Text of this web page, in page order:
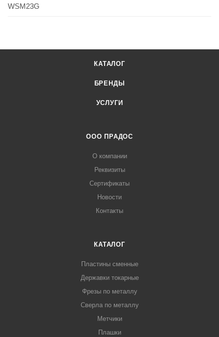
WSM23G
КАТАЛОГ
БРЕНДЫ
УСЛУГИ
ООО ПРАДОС
О компании
Реквизиты
Сертификаты
Новости
Контакты
КАТАЛОГ
Пластины сменные
Державки токарные
Фрезы по металлу
Сверла по металлу
Метчики
Плашки